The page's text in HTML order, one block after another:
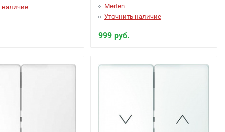
наличие
Merten
Уточнить наличие
999 руб.